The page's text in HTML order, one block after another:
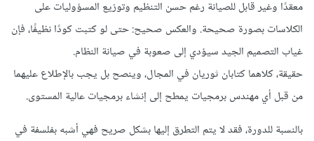
معقدًا وغير قابل للصيانة رغم حسن التنظيم وتوزيع المسؤوليات على
الكلاسات بصورة صحيحة. والعكس صحيح: حتى لو كتبت كودًا نظيفًا، فإن
غياب التصميم الجيد سيؤدي إلى صعوبة في صيانة النظام.
حقيقة، كلاهما كتابان ثوريان في المجال، وينصح بل يجب بالإطلاع عليهما
من قبل أي مهندس برمجيات يمطح إلى إنشاء برمجيات عالية المستوى.
بالنسبة للدورة، فقد لا يتم التطرق إليها بشكل صريح فهي أشبه بفلسفة في